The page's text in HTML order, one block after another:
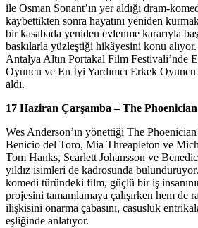
ile Osman Sonant’ın yer aldığı dram-
kaybettikten sonra hayatını yeniden
bir kasabada yeniden evlenme kararıyla
baskılarla yüzleştiği hikâyesini konu
Antalya Altın Portakal Film Festivali’nde
Oyuncu ve En İyi Yardımcı Erkek
aldı.
17 Haziran Çarşamba –The
Wes Anderson’ın yönettiği The
Benicio del Toro, Mia Threapleton ve
Tom Hanks, Scarlett Johansson ve
yıldız isimleri de kadrosunda
komedi türündeki film, güçlü bir iş
projesini tamamlamaya çalışırken hem de
ilişkisini onarma çabasını, casusluk
eşliğinde anlatıyor.